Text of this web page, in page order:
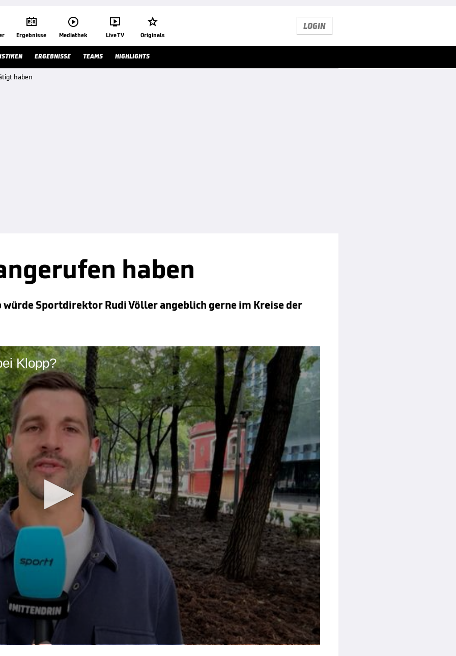

Ergebnisse

Mediathek

Live TV

Originals
LOGIN
ERGEBNISSE TEAMS HIGHLIGHTS
haben
haben
Sportdirektor Rudi Völler angeblich gerne im Kreise der
Klopp?